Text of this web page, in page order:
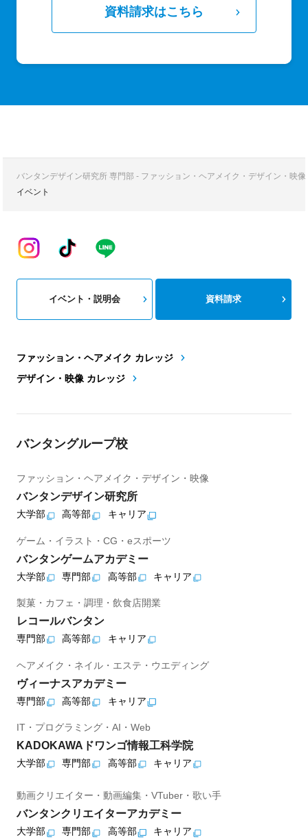
資料請求はこちら
バンタンデザイン研究所 専門部 - ファッション・ヘアメイク・デザイン・映
イベント
ファッション・ヘアメイク カレッジ
デザイン・映像 カレッジ
イベント・説明会 資料請求
バンタングループ校
ファッション・ヘアメイク・デザイン・映像
バンタンデザイン研究所
大学部 高等部 キャリア
ゲーム・イラスト・CG・eスポーツ
バンタンゲームアカデミー
大学部 専門部 高等部 キャリア
製菓・カフェ・調理・飲食店開業
レコールバンタン
専門部 高等部 キャリア
ヘアメイク・ネイル・エステ・ウエディング
ヴィーナスアカデミー
専門部 高等部 キャリア
IT・プログラミング・AI・Web
KADOKAWAドワンゴ情報工科学院
大学部 専門部 高等部 キャリア
動画クリエイター・動画編集・VTuber・歌い手
バンタンクリエイターアカデミー
大学部 専門部 高等部 キャリア